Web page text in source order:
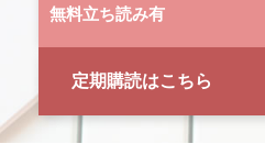
無料立ち読み有
定期購読はこちら